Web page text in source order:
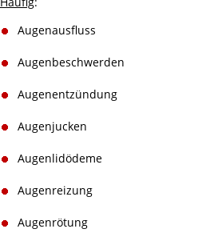
Augenausfluss
Augenbeschwerden
Augenentzündung
Augenjucken
Augenlidödeme
Augenreizung
Augenrötung